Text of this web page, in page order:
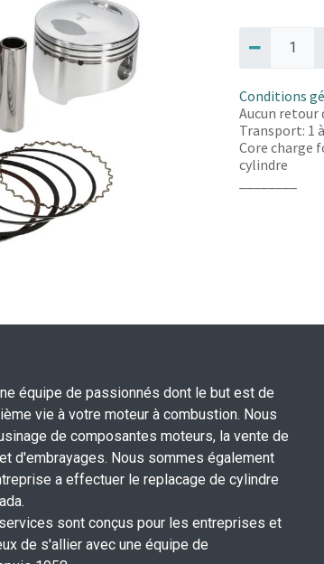
Conditions
Aucun retour
Transport: 1
Core charge
cylindre
équipe de passionnés dont le but est de
vie à votre moteur à combustion. Nous
de composantes moteurs, la vente de
d'embrayages. Nous sommes également
a effectuer le replacage de cylindre
sont conçus pour les entreprises et
de s'allier avec une équipe de